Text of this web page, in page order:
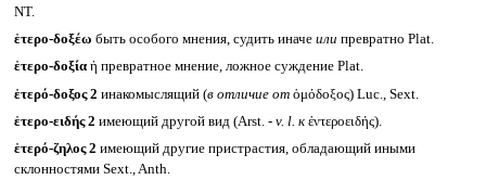
NT.
ἑτερο-δοξέω быть особого мнения, судить иначе или превратно Plat.
ἑτερο-δοξία ἡ превратное мнение, ложное суждение Plat.
ἑτερό-δοξος 2 инакомыслящий (в отличие отὁμόδοξος) Luc., Sext.
ἑτερο-ειδής 2 имеющий другой вид (Arst. - v. l. кἐντεροειδής).
ἑτερό-ζηλος 2 имеющий другие пристрастия, обладающий иными
склонностями Sext., Anth.